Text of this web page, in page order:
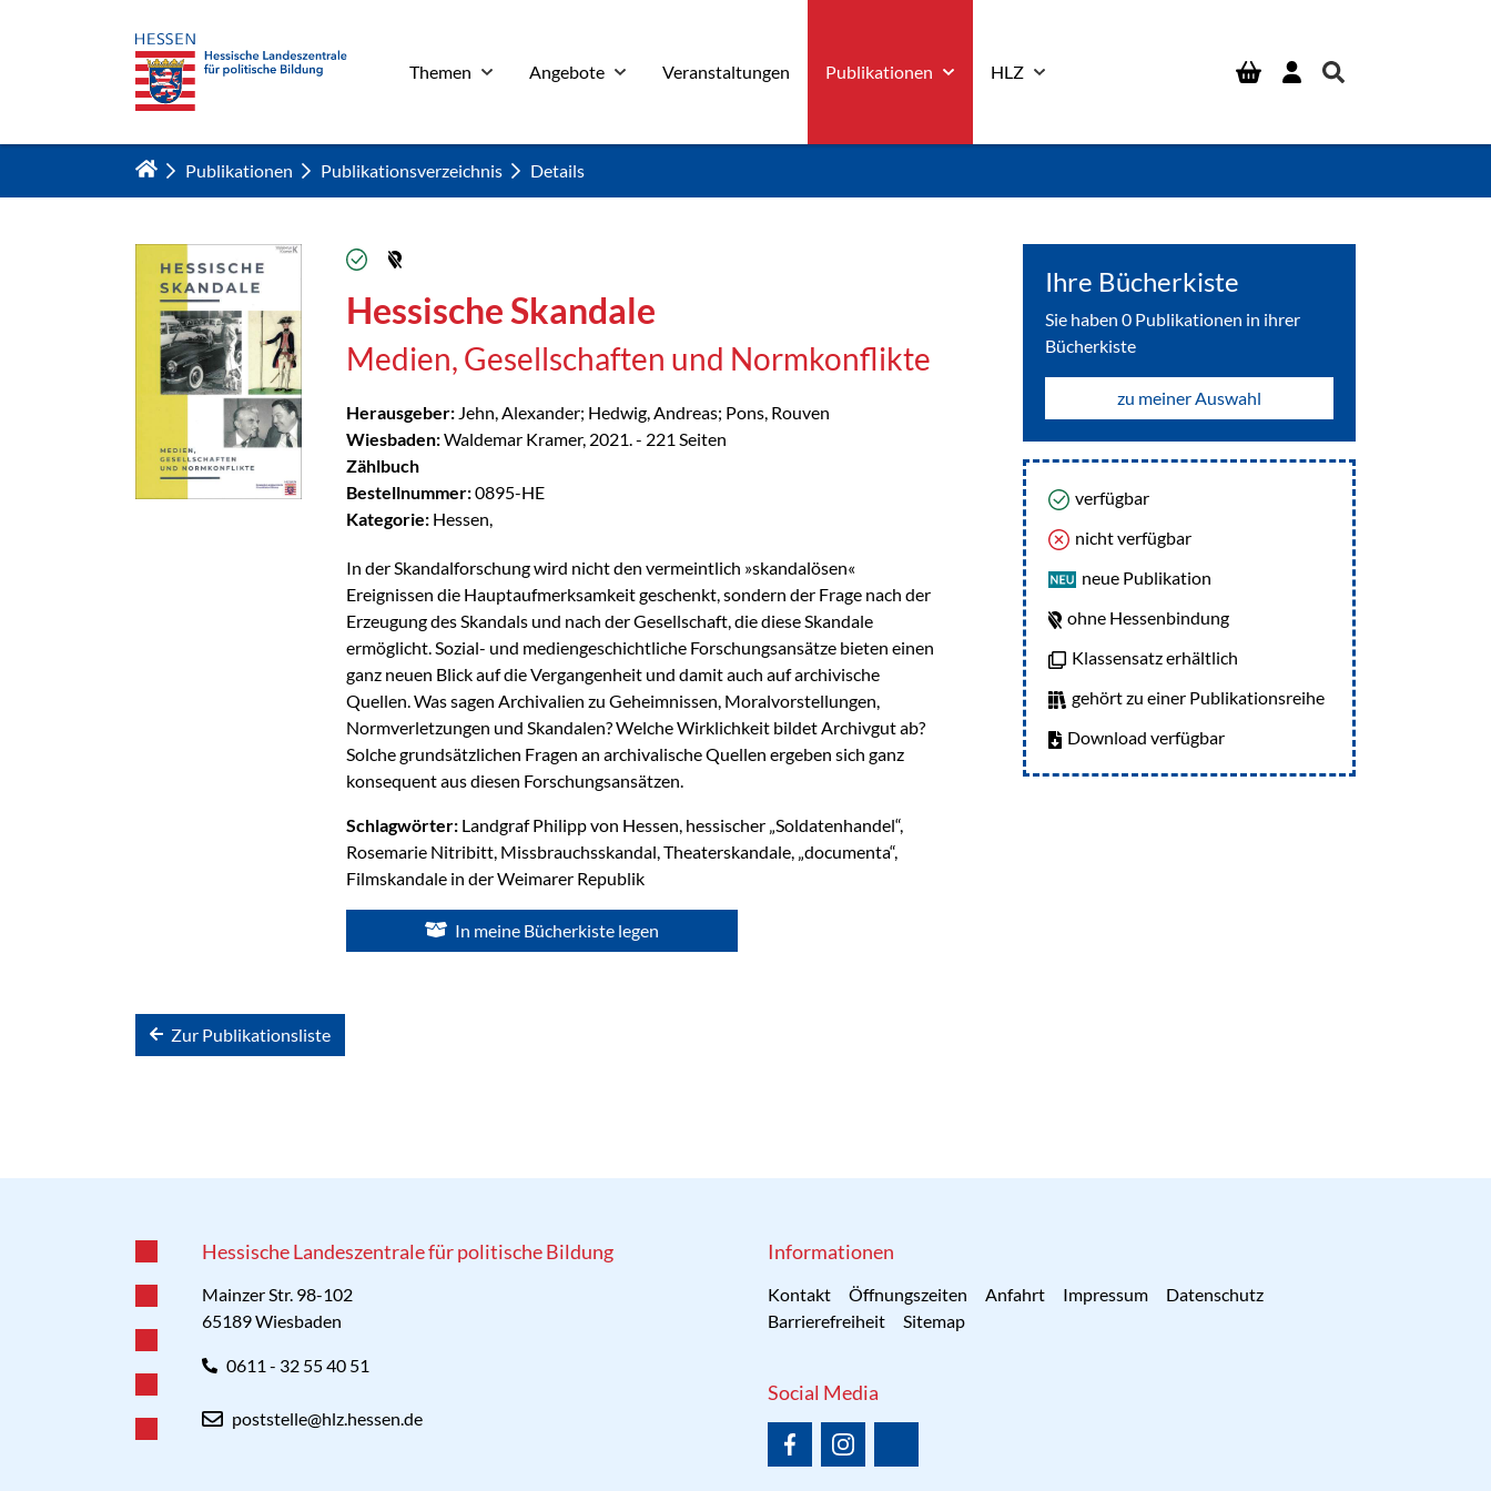
Zum Hauptinhalt springen
Themen Angebote Veranstaltungen Publikationen HLZ
Publikationen Publikationsverzeichnis Details
verfügbar
Hessische Skandale
Medien, Gesellschaften und Normkonflikte
Herausgeber: Jehn, Alexander; Hedwig, Andreas; Pons, Rouven
Wiesbaden:Waldemar Kramer, 2021. - 221 Seiten
Zählbuch
Bestellnummer:0895-HE
Kategorie: Hessen,
In der Skandalforschung wird nicht den vermeintlich »skandalösen«
Ereignissen die Hauptaufmerksamkeit geschenkt, sondern der Frage nach der
Erzeugung des Skandals und nach der Gesellschaft, die diese Skandale
ermöglicht. Sozial- und mediengeschichtliche Forschungsansätze bieten einen
ganz neuen Blick auf die Vergangenheit und damit auch auf archivische
Quellen. Was sagen Archivalien zu Geheimnissen, Moralvorstellungen,
Normverletzungen und Skandalen? Welche Wirklichkeit bildet Archivgut ab?
Solche grundsätzlichen Fragen an archivalische Quellen ergeben sich ganz
konsequent aus diesen Forschungsansätzen.
Schlagwörter: Landgraf Philipp von Hessen, hessischer „Soldatenhandel“,
Rosemarie Nitribitt, Missbrauchsskandal, Theaterskandale, „documenta“,
Filmskandale in der Weimarer Republik
In meine Bücherkiste legen
Zur Publikationsliste
Ihre Bücherkiste
Sie haben 0 Publikationen in ihrer
Bücherkiste
zu meiner Auswahl
verfügbar
nicht verfügbar
neue Publikation
ohne Hessenbindung
Klassensatz erhältlich
gehört zu einer Publikationsreihe
Download verfügbar
Hessische Landeszentrale für politische Bildung
Mainzer Str. 98-102
65189 Wiesbaden
0611 - 32 55 40 51
poststelle@hlz.hessen.de
Informationen
Kontakt Öffnungszeiten Anfahrt Impressum
Datenschutz
Barrierefreiheit
Sitemap
Social Media